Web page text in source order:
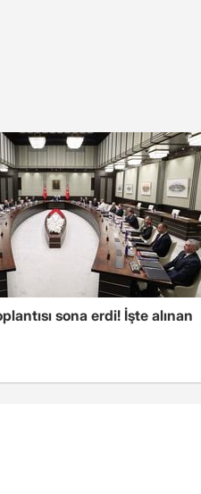
sona erdi! İşte alınan